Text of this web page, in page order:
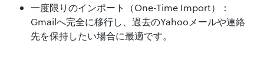
一度限りのインポート（One-Time Import）：
Gmailへ完全に移行し、過去のYahooメールや連絡
先を保持したい場合に最適です。